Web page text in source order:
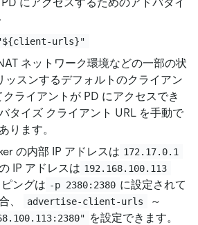
urls}"
ネットワーク環境などの一部の状
ッスンするデフォルトのクライアン
クライアントが PD にアクセスでき
タイズ クライアント URL を手動で
ります。
の内部 IP アドレスは 172.17.0.1
IP アドレスは 192.168.100.113
ングは -p 2380:2380 に設定されて
、
advertise-client-urls ～
を設定できます。